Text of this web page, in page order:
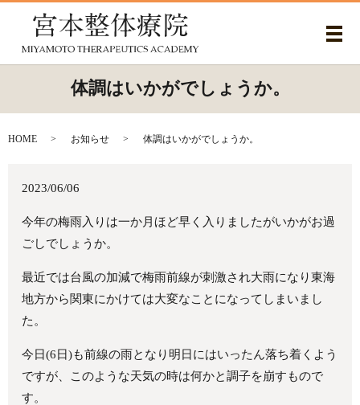
メ
体調はいかがでしょうか。
HOME お知らせ 体調はいかがでしょうか。
2023/06/06
今年の梅雨入りは一か月ほど早く入りましたがいかがお過
ごしでしょうか。
最近では台風の加減で梅雨前線が刺激され大雨になり東海
地方から関東にかけては大変なことになってしまいまし
た。
今日(6日)も前線の雨となり明日にはいったん落ち着くよう
ですが、このような天気の時は何かと調子を崩すもので
す。